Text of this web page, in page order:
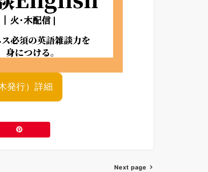
発行）詳細
Next page